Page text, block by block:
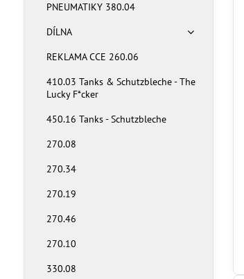
PNEUMATIKY 380.04
DÍLNA
REKLAMA CCE 260.06
410.03 Tanks & Schutzbleche - The
Lucky F*cker
450.16 Tanks - Schutzbleche
270.08
270.34
270.19
270.46
270.10
330.08